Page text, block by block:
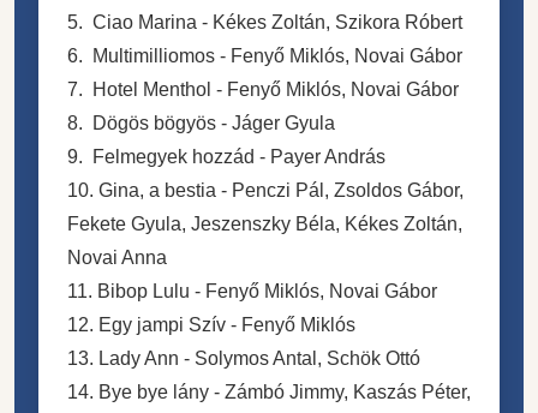
5. Ciao Marina - Kékes Zoltán, Szikora Róbert
6. Multimilliomos - Fenyő Miklós, Novai Gábor
7. Hotel Menthol - Fenyő Miklós, Novai Gábor
8. Dögös bögyös - Jáger Gyula
9. Felmegyek hozzád - Payer András
10. Gina, a bestia - Penczi Pál, Zsoldos Gábor,
Fekete Gyula, Jeszenszky Béla, Kékes Zoltán,
Novai Anna
11. Bibop Lulu - Fenyő Miklós, Novai Gábor
12. Egy jampi Szív - Fenyő Miklós
13. Lady Ann - Solymos Antal, Schök Ottó
14. Bye bye lány - Zámbó Jimmy, Kaszás Péter,